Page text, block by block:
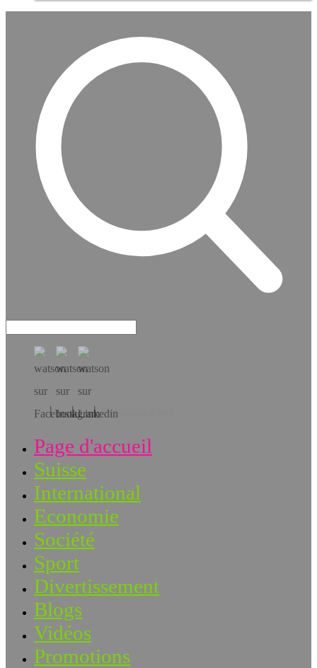
Téléchargez l’app!
Page d'accueil
Suisse
International
Economie
Société
Sport
Divertissement
Blogs
Vidéos
Promotions